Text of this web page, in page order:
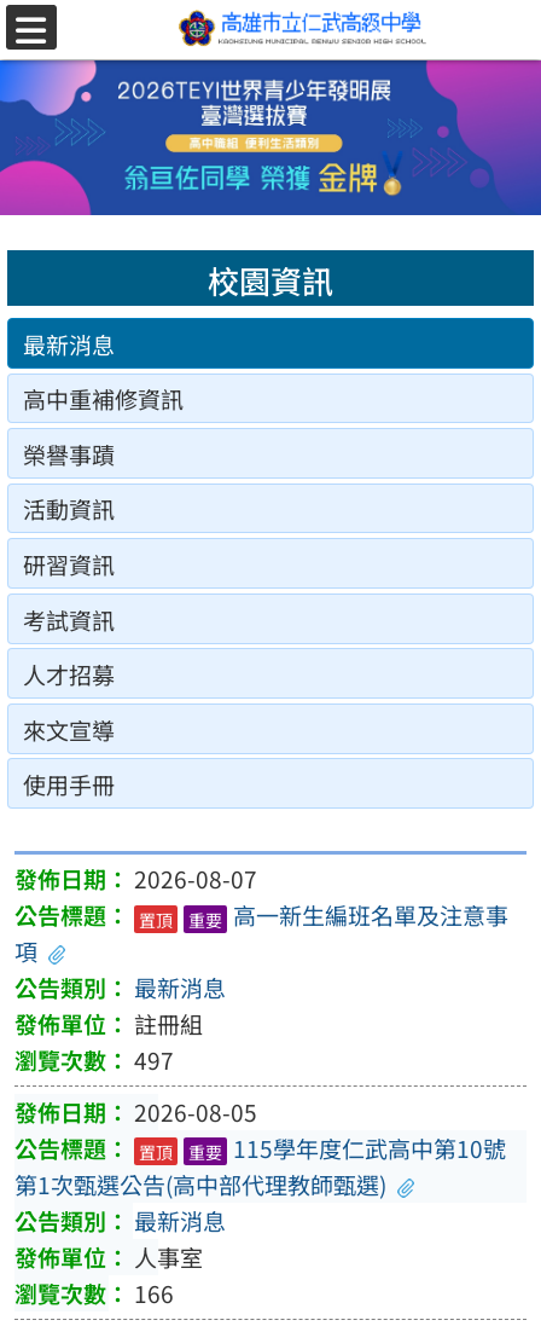
跳至主要內容區
選
單
校園資訊
最新消息
高中重補修資訊
榮譽事蹟
活動資訊
研習資訊
考試資訊
人才招募
來文宣導
使用手冊
2026-08-07
置頂 重要 高一新生編班名單及注意事
項
最新消息
註冊組
497
2026-08-05
置頂 重要 115學年度仁武高中第10號
第1次甄選公告(高中部代理教師甄選)
最新消息
人事室
166